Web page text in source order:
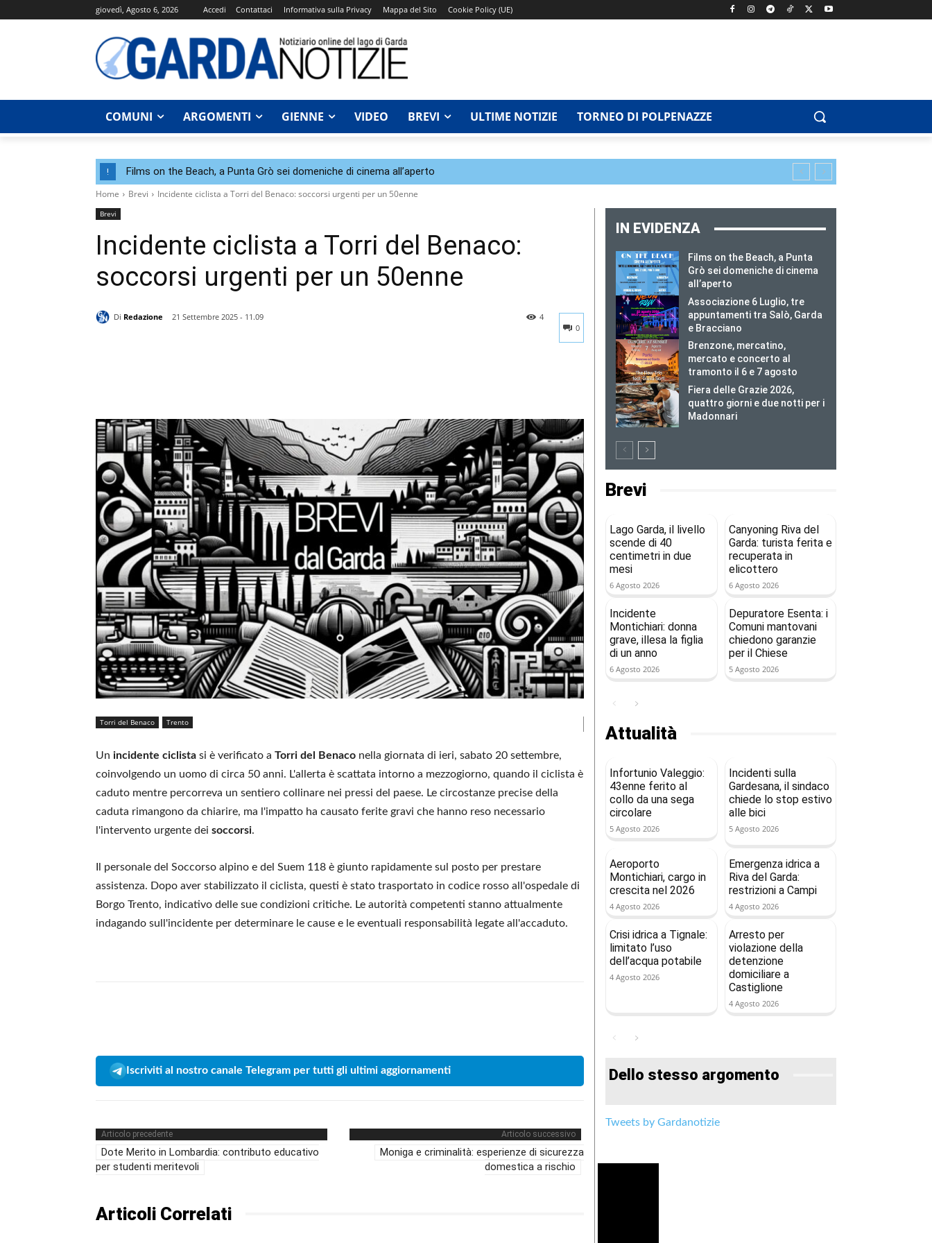
giovedì, Agosto 6, 2026 Accedi Contattaci Informativa sulla Privacy Mappa del Sito Cookie Policy (UE)
COMUNI ARGOMENTI GIENNE VIDEO BREVI ULTIME NOTIZIE TORNEO DI POLPENAZZE
! Films on the Beach, a Punta Grò sei domeniche di cinema all’aperto
Home Brevi Incidente ciclista a Torri del Benaco: soccorsi urgenti per un 50enne
Brevi
Incidente ciclista a Torri del Benaco:
soccorsi urgenti per un 50enne
Di Redazione
21 Settembre 2025 - 11.09
0
4
Torri del Benaco Trento
Un incidente ciclista si è verificato a Torri del Benaco nella giornata di ieri, sabato 20 settembre,
coinvolgendo un uomo di circa 50 anni. L'allerta è scattata intorno a mezzogiorno, quando il ciclista è
caduto mentre percorreva un sentiero collinare nei pressi del paese. Le circostanze precise della
caduta rimangono da chiarire, ma l'impatto ha causato ferite gravi che hanno reso necessario
l'intervento urgente dei soccorsi.
Il personale del Soccorso alpino e del Suem 118 è giunto rapidamente sul posto per prestare
assistenza. Dopo aver stabilizzato il ciclista, questi è stato trasportato in codice rosso all'ospedale di
Borgo Trento, indicativo delle sue condizioni critiche. Le autorità competenti stanno attualmente
indagando sull'incidente per determinare le cause e le eventuali responsabilità legate all'accaduto.
Iscriviti al nostro canale Telegram per tutti gli ultimi aggiornamenti
Articolo precedente
Dote Merito in Lombardia: contributo educativo
per studenti meritevoli
Articolo successivo
Moniga e criminalità: esperienze di sicurezza
domestica a rischio
Articoli Correlati
IN EVIDENZA
Films on the Beach, a Punta
Grò sei domeniche di cinema
all’aperto
Associazione 6 Luglio, tre
appuntamenti tra Salò, Garda
e Bracciano
Brenzone, mercatino,
mercato e concerto al
tramonto il 6 e 7 agosto
Fiera delle Grazie 2026,
quattro giorni e due notti per i
Madonnari
Brevi
Lago Garda, il livello
scende di 40
centimetri in due
mesi
6 Agosto 2026
Canyoning Riva del
Garda: turista ferita e
recuperata in
elicottero
6 Agosto 2026
Incidente
Montichiari: donna
grave, illesa la figlia
di un anno
6 Agosto 2026
Depuratore Esenta: i
Comuni mantovani
chiedono garanzie
per il Chiese
5 Agosto 2026
Attualità
Infortunio Valeggio:
43enne ferito al
collo da una sega
circolare
5 Agosto 2026
Incidenti sulla
Gardesana, il sindaco
chiede lo stop estivo
alle bici
5 Agosto 2026
Aeroporto
Montichiari, cargo in
crescita nel 2026
4 Agosto 2026
Emergenza idrica a
Riva del Garda:
restrizioni a Campi
4 Agosto 2026
Crisi idrica a Tignale:
limitato l’uso
dell’acqua potabile
4 Agosto 2026
Arresto per
violazione della
detenzione
domiciliare a
Castiglione
4 Agosto 2026
Dello stesso argomento
Tweets by Gardanotizie